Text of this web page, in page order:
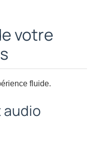
votre
fluide.
audio